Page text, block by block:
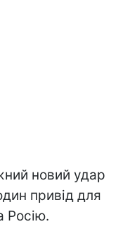
новий удар
привід для
Росію.